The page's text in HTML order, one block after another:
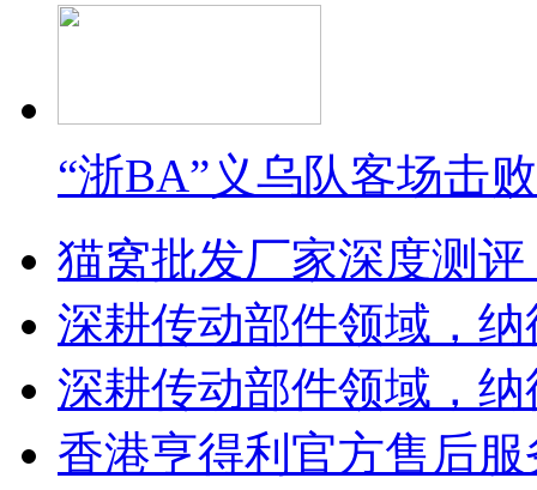
“浙BA”义乌队客场击
猫窝批发厂家深度测
深耕传动部件领域，
深耕传动部件领域，
香港亨得利官方售后